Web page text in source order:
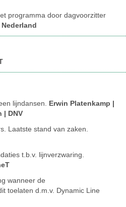
programma door dagvoorzitter
lijndansen. Erwin Platenkamp |
| DNV
Laatste stand van zaken.
t.b.v. lijnverzwaring.
wanneer de
toelaten d.m.v. Dynamic Line